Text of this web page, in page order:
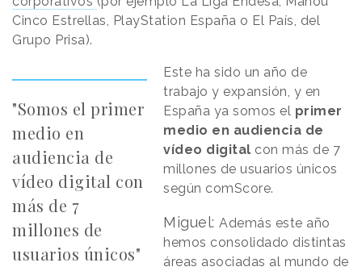
Cinco Estrellas, PlayStation España o El País, del
Grupo Prisa).
"Somos el primer
medio en
audiencia de
vídeo digital con
más de 7
millones de
usuarios únicos"
Este ha sido un año de
trabajo y expansión, y en
España ya somos el primer
medio en audiencia de
vídeo digital con más de 7
millones de usuarios únicos
según comScore.
Miguel:Además este año
hemos consolidado distintas
áreas asociadas al mundo de